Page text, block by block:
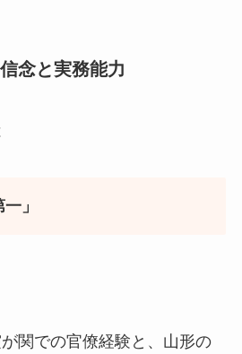
念と実務能力
」
関での官僚経験と、山形の